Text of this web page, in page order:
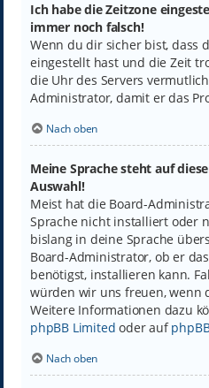
Ich habe die Zeitzone
immer noch falsch!
Wenn du dir sicher bist, dass
eingestellt hast und die Zeit
die Uhr des Servers
Administrator, damit er das
Nach oben
Meine Sprache steht auf
Auswahl!
Meist hat die Board-
Sprache nicht installiert oder
bislang in deine Sprache
Board-Administrator, ob er
benötigst, installieren kann.
würden wir uns freuen, wenn
Weitere Informationen dazu
phpBB Limited oder auf
Nach oben